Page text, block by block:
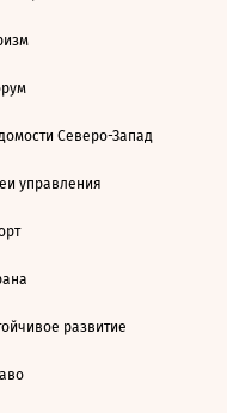
Северо-Запад
управления
развитие